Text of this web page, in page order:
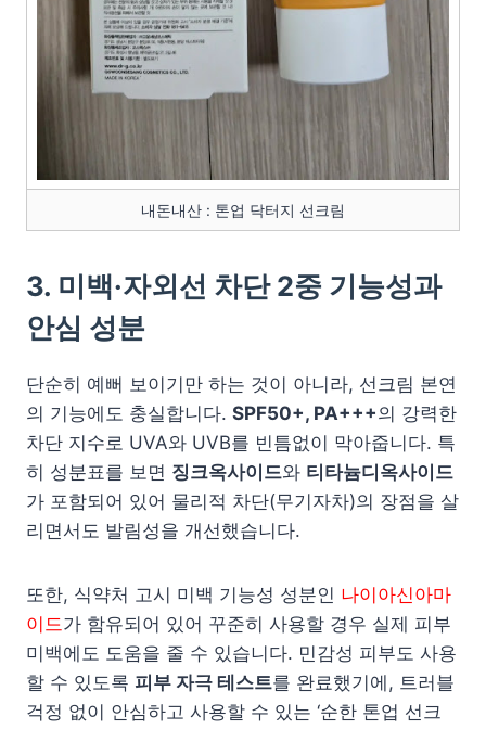
내돈내산 : 톤업 닥터지 선크림
3. 미백·자외선 차단 2중 기능성과
안심 성분
단순히 예뻐 보이기만 하는 것이 아니라, 선크림 본연
의 기능에도 충실합니다. SPF50+, PA+++의 강력한
차단 지수로 UVA와 UVB를 빈틈없이 막아줍니다. 특
히 성분표를 보면 징크옥사이드와 티타늄디옥사이드
가 포함되어 있어 물리적 차단(무기자차)의 장점을 살
리면서도 발림성을 개선했습니다.
또한, 식약처 고시 미백 기능성 성분인 나이아신아마
이드가 함유되어 있어 꾸준히 사용할 경우 실제 피부
미백에도 도움을 줄 수 있습니다. 민감성 피부도 사용
할 수 있도록 피부 자극 테스트를 완료했기에, 트러블
걱정 없이 안심하고 사용할 수 있는 ‘순한 톤업 선크